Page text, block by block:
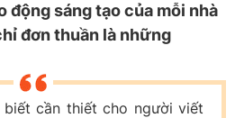
động sáng tạo của mỗi nhà
đơn thuần là những
cần thiết cho người viết